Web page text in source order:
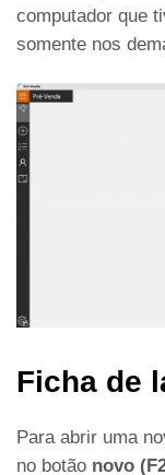
computador que
somente nos
Ficha de
Para abrir uma
no botão novo